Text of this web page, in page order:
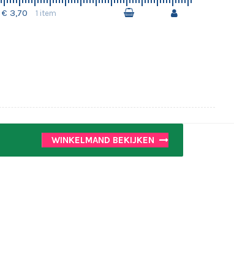
€ 3,70 1 item
WINKELMAND BEKIJKEN